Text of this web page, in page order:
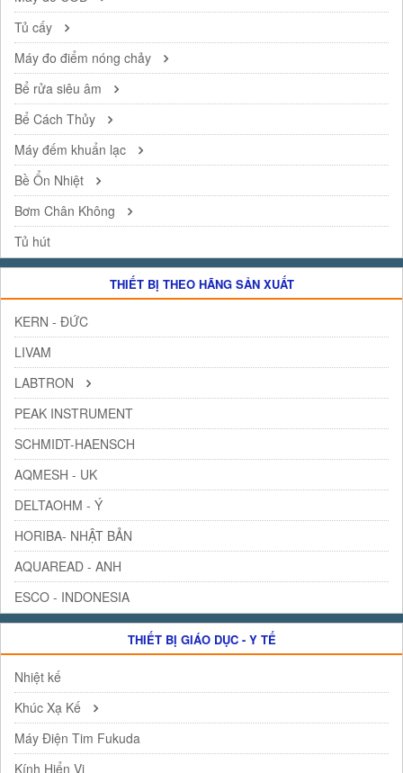
Tủ cấy
Máy đo điểm nóng chảy
Bể rửa siêu âm
Bể Cách Thủy
Máy đếm khuẩn lạc
Bề Ổn Nhiệt
Bơm Chân Không
Tủ hút
THIẾT BỊ THEO HÃNG SẢN XUẤT
KERN - ĐỨC
LIVAM
LABTRON
PEAK INSTRUMENT
SCHMIDT-HAENSCH
AQMESH - UK
DELTAOHM - Ý
HORIBA- NHẬT BẢN
AQUAREAD - ANH
ESCO - INDONESIA
THIẾT BỊ GIÁO DỤC - Y TẾ
Nhiệt kế
Khúc Xạ Kế
Máy Điện Tim Fukuda
Kính Hiển Vi